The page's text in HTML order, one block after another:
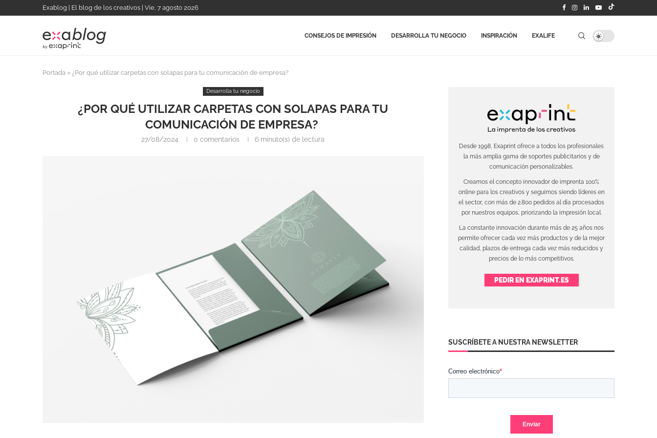
Exablog | El blog de los creativos | Vie, 7 agosto 2026
CONSEJOS DE IMPRESIÓN DESARROLLA TU NEGOCIO INSPIRACIÓN EXALIFE
Portada » ¿Por qué utilizar carpetas con solapas para tu comunicación de empresa?
Desarrolla tu negocio
¿POR QUÉ UTILIZAR CARPETAS CON SOLAPAS PARA TU
COMUNICACIÓN DE EMPRESA?
27/08/2024 0 comentarios 6 minuto(s) de lectura
Desde 1998, Exaprint ofrece a todos los profesionales
la más amplia gama de soportes publicitarios y de
comunicación personalizables.
Creamos el concepto innovador de imprenta 100%
online para los creativos y seguimos siendo líderes en
el sector, con más de 2.800 pedidos al día procesados
por nuestros equipos, priorizando la impresión local.
La constante innovación durante más de 25 años nos
permite ofrecer cada vez más productos y de la mejor
calidad, plazos de entrega cada vez más reducidos y
precios de lo más competitivos.
PEDIR EN EXAPRINT.ES
SUSCRÍBETE A NUESTRA NEWSLETTER